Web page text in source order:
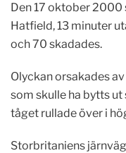
Den 17 oktober 2000
Hatfield, 13 minuter
och 70 skadades.
Olyckan orsakades
som skulle ha bytts
tåget rullade över i
Storbritaniens